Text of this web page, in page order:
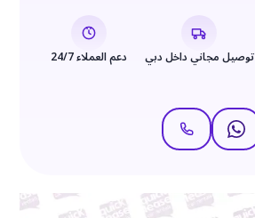
توصيل مجاني داخل دبي دعم العملاء 24/7